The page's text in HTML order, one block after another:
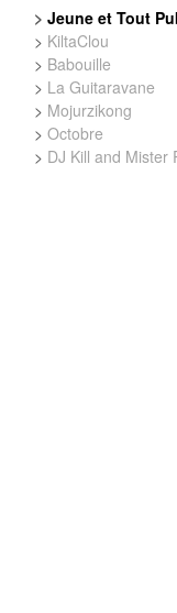
> Jeune et Tout
> KiltaClou
> Babouille
> La Guitaravane
> Mojurzikong
> Octobre
> DJ Kill and Mister